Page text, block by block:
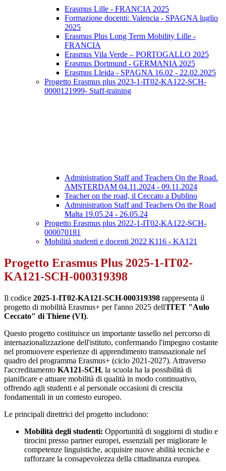
Erasmus Lille - FRANCIA 2025
Formazione docenti: Valencia - SPAGNA luglio
2025
Erasmus Plus Long Term Mobility Lille -
FRANCIA
Erasmus Vila Verde – PORTOGALLO 2025
Erasmus Dortmund - GERMANIA 2025
Erasmus Lleida - SPAGNA 16.02 - 22.02.2025
Progetto Erasmus plus 2023-1-IT02-KA122-SCH-
0000121999- Staff-training
Administration Staff and Teachers On the Road.
AMSTERDAM 04.11.2024 - 09.11.2024
Teacher on the road, il Ceccato a Dublino
Administration Staff and Teachers On the Road
Malta 19.05.24 - 26.05.24
Progetto Erasmus plus 2022-1-IT02-KA122-SCH-
000070181
Mobilità studenti e docenti 2022 K116 - KA121
Progetto Erasmus Plus 2025-1-IT02-
KA121-SCH-000319398
Il codice 2025-1-IT02-KA121-SCH-000319398 rappresenta il
progetto di mobilità Erasmus+ per l'anno 2025 dell'ITET "Aulo
Ceccato" di Thiene (VI).
Questo progetto costituisce un importante tassello nel percorso di
internazionalizzazione dell'istituto, confermando l'impegno costante
nel promuovere esperienze di apprendimento transnazionale nel
quadro del programma Erasmus+ (ciclo 2021-2027). Attraverso
l'accreditamento KA121-SCH, la scuola ha la possibilità di
pianificare e attuare mobilità di qualità in modo continuativo,
offrendo agli studenti e al personale occasioni di crescita
fondamentali in un contesto europeo.
Le principali direttrici del progetto includono:
Mobilità degli studenti: Opportunità di soggiorni di studio e
tirocini presso partner europei, essenziali per migliorare le
competenze linguistiche, acquisire nuove abilità tecniche e
rafforzare la consapevolezza della cittadinanza europea.